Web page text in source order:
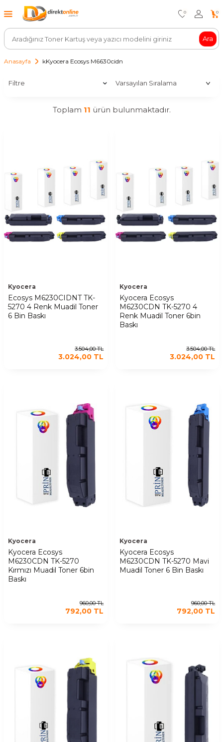
Ara
0 0
Anasayfa kKyocera Ecosys M6630cidn
Filtre
Toplam 11 ürün bulunmaktadır.
Kyocera
Ecosys M6230CIDNT TK-
5270 4 Renk Muadil Toner
6 Bin Baskı
3.504,00TL
3.024,00 TL
Kyocera
Kyocera Ecosys
M6230CDN TK-5270 4
Renk Muadil Toner 6bin
Baskı
3.504,00TL
3.024,00 TL
Kyocera
Kyocera Ecosys
M6230CDN TK-5270
Kırmızı Muadil Toner 6bin
Baskı
960,00TL
792,00 TL
Kyocera
Kyocera Ecosys
M6230CDN TK-5270 Mavi
Muadil Toner 6 Bin Baskı
960,00TL
792,00 TL